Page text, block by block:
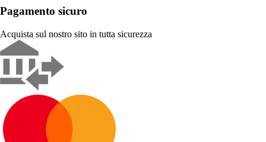
Pagamento sicuro
Acquista sul nostro sito in tutta sicurezza